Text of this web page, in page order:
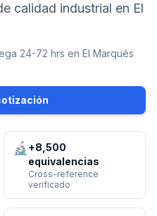
calidad industrial en El
24-72 hrs en El Marqués
🔬 +8,500
equivalencias
Cross-reference
verificado